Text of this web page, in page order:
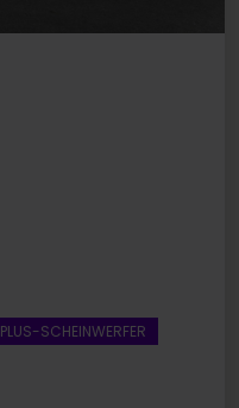
SCHEINWERFER